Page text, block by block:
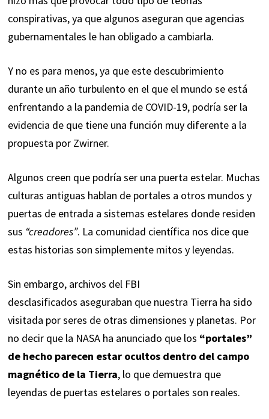
conspirativas, ya que algunos aseguran que agencias
gubernamentales le han obligado a cambiarla.
Y no es para menos, ya que este descubrimiento
durante un año turbulento en el que el mundo se está
enfrentando a la pandemia de COVID-19, podría ser la
evidencia de que tiene una función muy diferente a la
propuesta por Zwirner.
Algunos creen que podría ser una puerta estelar. Muchas
culturas antiguas hablan de portales a otros mundos y
puertas de entrada a sistemas estelares donde residen
sus “creadores”. La comunidad científica nos dice que
estas historias son simplemente mitos y leyendas.
Sin embargo, archivos del FBI
desclasificados aseguraban que nuestra Tierra ha sido
visitada por seres de otras dimensiones y planetas. Por
no decir que la NASA ha anunciado que los “portales”
de hecho parecen estar ocultos dentro del campo
magnético de la Tierra, lo que demuestra que
leyendas de puertas estelares o portales son reales.